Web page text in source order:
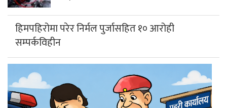
हिमपहिरोमा परेर निर्मल पुर्जासहित १० आरोही
सम्पर्कविहीन